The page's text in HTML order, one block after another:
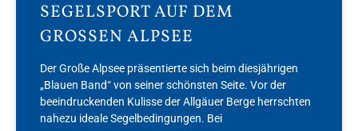
SEGELSPORT AUF DEM
GROSSEN ALPSEE
Der Große Alpsee präsentierte sich beim diesjährigen
„Blauen Band“ von seiner schönsten Seite. Vor der
beeindruckenden Kulisse der Allgäuer Berge herrschten
nahezu ideale Segelbedingungen. Bei